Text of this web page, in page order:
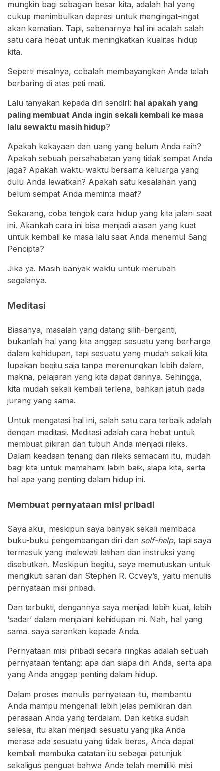
mungkin bagi sebagian besar kita, adalah hal yang
cukup menimbulkan depresi untuk mengingat-ingat
akan kematian. Tapi, sebenarnya hal ini adalah salah
satu cara hebat untuk meningkatkan kualitas hidup
kita.
Seperti misalnya, cobalah membayangkan Anda telah
berbaring di atas peti mati.
Lalu tanyakan kepada diri sendiri: hal apakah yang
paling membuat Anda ingin sekali kembali ke masa
lalu sewaktu masih hidup?
Apakah kekayaan dan uang yang belum Anda raih?
Apakah sebuah persahabatan yang tidak sempat Anda
jaga? Apakah waktu-waktu bersama keluarga yang
dulu Anda lewatkan? Apakah satu kesalahan yang
belum sempat Anda meminta maaf?
Sekarang, coba tengok cara hidup yang kita jalani saat
ini. Akankah cara ini bisa menjadi alasan yang kuat
untuk kembali ke masa lalu saat Anda menemui Sang
Pencipta?
Jika ya. Masih banyak waktu untuk merubah
segalanya.
Meditasi
Biasanya, masalah yang datang silih-berganti,
bukanlah hal yang kita anggap sesuatu yang berharga
dalam kehidupan, tapi sesuatu yang mudah sekali kita
lupakan begitu saja tanpa merenungkan lebih dalam,
makna, pelajaran yang kita dapat darinya. Sehingga,
kita mudah sekali kembali terlena, bahkan jatuh pada
jurang yang sama.
Untuk mengatasi hal ini, salah satu cara terbaik adalah
dengan meditasi. Meditasi adalah cara hebat untuk
membuat pikiran dan tubuh Anda menjadi rileks.
Dalam keadaan tenang dan rileks semacam itu, mudah
bagi kita untuk memahami lebih baik, siapa kita, serta
hal apa yang penting dalam hidup ini.
Membuat pernyataan misi pribadi
Saya akui, meskipun saya banyak sekali membaca
buku-buku pengembangan diri dan self-help, tapi saya
termasuk yang melewati latihan dan instruksi yang
disebutkan. Meskipun begitu, saya memutuskan untuk
mengikuti saran dari Stephen R. Covey’s, yaitu menulis
pernyataan misi pribadi.
Dan terbukti, dengannya saya menjadi lebih kuat, lebih
‘sadar’ dalam menjalani kehidupan ini. Nah, hal yang
sama, saya sarankan kepada Anda.
Pernyataan misi pribadi secara ringkas adalah sebuah
pernyataan tentang: apa dan siapa diri Anda, serta apa
yang Anda anggap penting dalam hidup.
Dalam proses menulis pernyataan itu, membantu
Anda mampu mengenali lebih jelas pemikiran dan
perasaan Anda yang terdalam. Dan ketika sudah
selesai, itu akan menjadi sesuatu yang jika Anda
merasa ada sesuatu yang tidak beres, Anda dapat
kembali membuka catatan itu sebagai petunjuk
sekaligus penguat bahwa Anda telah memiliki misi